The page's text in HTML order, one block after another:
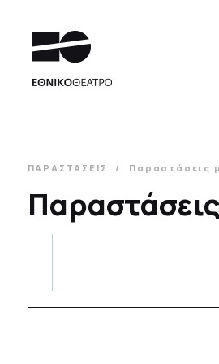
ΠΑΡΑΣΤΑΣΕΙΣ Παραστάσεις